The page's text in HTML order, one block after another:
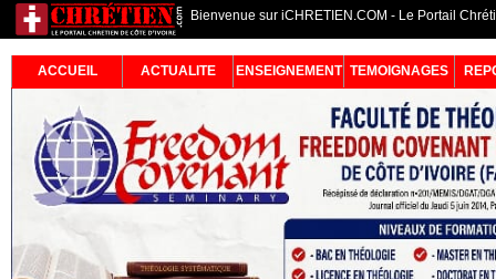
Bienvenue sur iCHRETIEN.COM - Le Portail
ACCUEIL ACTUALITE ENSEIGNEMENT TEMOIGNAGES